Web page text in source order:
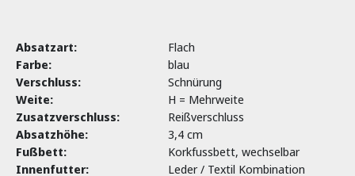
Absatzart:
Flach
Farbe:
blau
Verschluss:
Schnürung
Weite:
H = Mehrweite
Zusatzverschluss:
Reißverschluss
Absatzhöhe:
3,4 cm
Fußbett:
Korkfussbett, wechselbar
Innenfutter:
Leder / Textil Kombination